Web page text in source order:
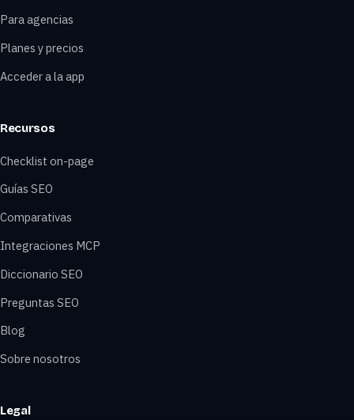
Para agencias
Planes y precios
Acceder a la app
Recursos
Checklist on-page
Guías SEO
Comparativas
Integraciones MCP
Diccionario SEO
Preguntas SEO
Blog
Sobre nosotros
Legal